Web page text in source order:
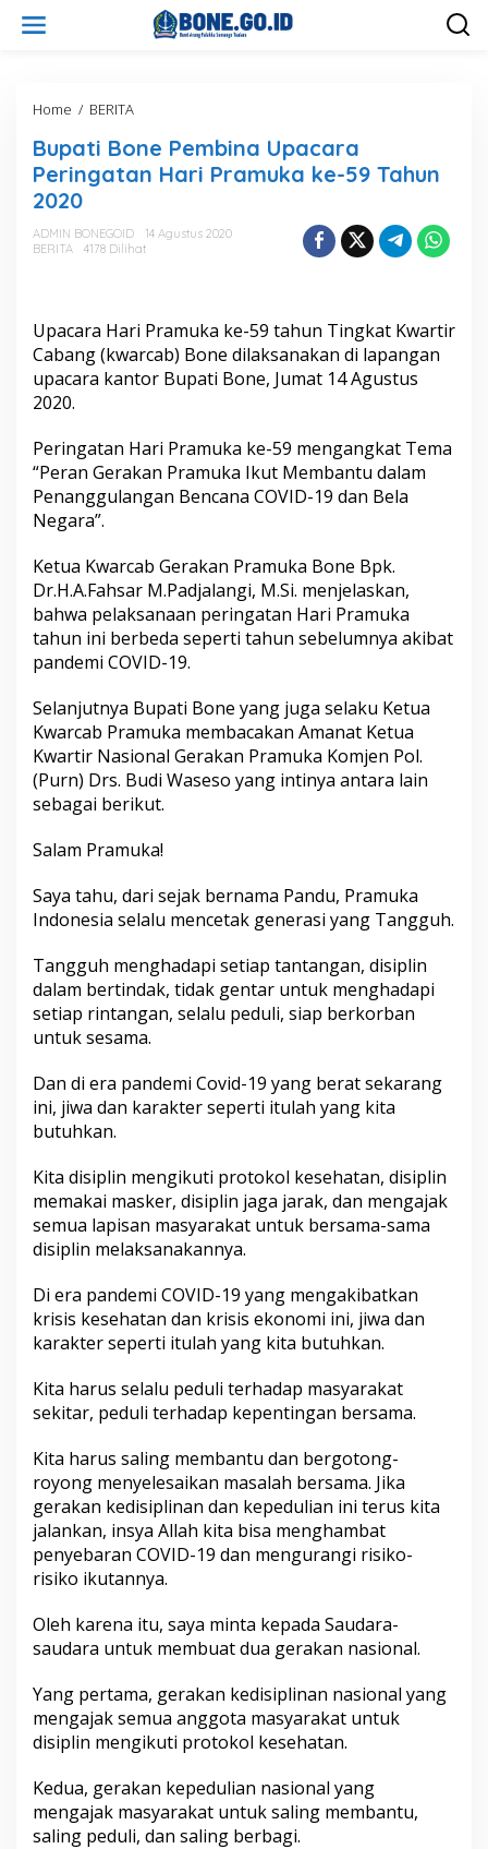
Home / BERITA
p
a
t
o
e
b
i
U
p
a
c
a
e
r
i
n
a
t
a
n
H
a
r
P
a
m
a
k
e
-
T
a
n
2
0
2
0
Bupati Bone Pembina Upacara
Peringatan Hari Pramuka ke-59 Tahun
2020
ADMIN BONEGOID
14 Agustus 2020
BERITA
4178 Dilihat
Upacara Hari Pramuka ke-59 tahun Tingkat Kwartir
Cabang (kwarcab) Bone dilaksanakan di lapangan
upacara kantor Bupati Bone, Jumat 14 Agustus
2020.
Peringatan Hari Pramuka ke-59 mengangkat Tema
“Peran Gerakan Pramuka Ikut Membantu dalam
Penanggulangan Bencana COVID-19 dan Bela
Negara”.
Ketua Kwarcab Gerakan Pramuka Bone Bpk.
Dr.H.A.Fahsar M.Padjalangi, M.Si. menjelaskan,
bahwa pelaksanaan peringatan Hari Pramuka
tahun ini berbeda seperti tahun sebelumnya akibat
pandemi COVID-19.
Selanjutnya Bupati Bone yang juga selaku Ketua
Kwarcab Pramuka membacakan Amanat Ketua
Kwartir Nasional Gerakan Pramuka Komjen Pol.
(Purn) Drs. Budi Waseso yang intinya antara lain
sebagai berikut.
Salam Pramuka!
Saya tahu, dari sejak bernama Pandu, Pramuka
Indonesia selalu mencetak generasi yang Tangguh.
Tangguh menghadapi setiap tantangan, disiplin
dalam bertindak, tidak gentar untuk menghadapi
setiap rintangan, selalu peduli, siap berkorban
untuk sesama.
Dan di era pandemi Covid-19 yang berat sekarang
ini, jiwa dan karakter seperti itulah yang kita
butuhkan.
Kita disiplin mengikuti protokol kesehatan, disiplin
memakai masker, disiplin jaga jarak, dan mengajak
semua lapisan masyarakat untuk bersama-sama
disiplin melaksanakannya.
Di era pandemi COVID-19 yang mengakibatkan
krisis kesehatan dan krisis ekonomi ini, jiwa dan
karakter seperti itulah yang kita butuhkan.
Kita harus selalu peduli terhadap masyarakat
sekitar, peduli terhadap kepentingan bersama.
Kita harus saling membantu dan bergotong-
royong menyelesaikan masalah bersama. Jika
gerakan kedisiplinan dan kepedulian ini terus kita
jalankan, insya Allah kita bisa menghambat
penyebaran COVID-19 dan mengurangi risiko-
risiko ikutannya.
Oleh karena itu, saya minta kepada Saudara-
saudara untuk membuat dua gerakan nasional.
Yang pertama, gerakan kedisiplinan nasional yang
mengajak semua anggota masyarakat untuk
disiplin mengikuti protokol kesehatan.
Kedua, gerakan kepedulian nasional yang
mengajak masyarakat untuk saling membantu,
saling peduli, dan saling berbagi.